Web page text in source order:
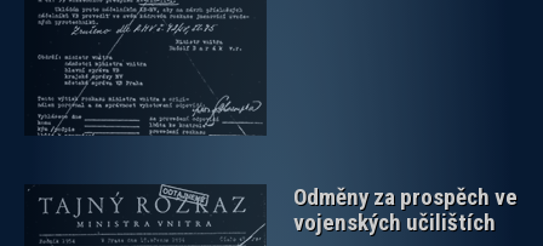
Odměny za prospěch ve
vojenských učilištích